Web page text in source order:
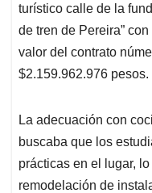
turístico calle de la
de tren de Pereira”
valor del contrato
$2.159.962.976 pesos.
La adecuación con
buscaba que los
prácticas en el lugar,
remodelación de